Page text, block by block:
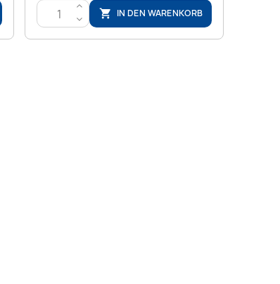
>
<
 IN DEN WARENKORB